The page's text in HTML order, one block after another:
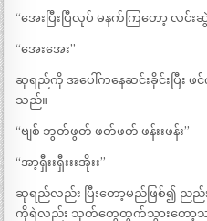
“အေးပြီးပြီလုပ် မနက်ကြတော့ လင်
“အေးအေး”
ဆုရည်ကို အပေါ်ကနေဆင်းခိုင်းပြီး ဖ
သည်။
“ဗျစ် ဘွတ်ဖွတ် ဖတ်ဖတ် ဖန်းးဖန်း”
“အာ့ရှီးးရှီးးးအိုးး”
ဆုရည်လည်း ပြီးတော့မည်ဖြစ်၍ ည
ကိုရဲလည်း သုတ်တွေထွက်သွားတော့သည်